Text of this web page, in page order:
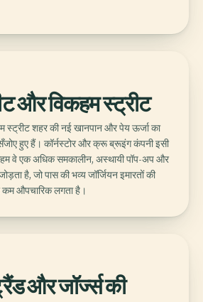
और विकहम स्ट्रीट
स्ट्रीट शहर की नई खानपान और पेय ऊर्जा का
हुए हैं। कॉर्नस्टोर और क्रू ब्रूइंग कंपनी इसी
वे एक अधिक समकालीन, अस्थायी पॉप-अप और
है, जो पास की भव्य जॉर्जियन इमारतों की
औपचारिक लगता है।
और जॉर्ज्स की